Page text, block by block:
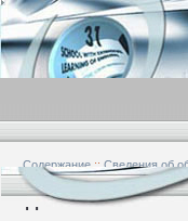
Содержание :: Сведения об
ДОКУМЕНТЫ